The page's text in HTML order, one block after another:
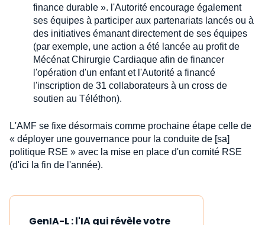
finance durable ». l'Autorité encourage également
ses équipes à participer aux partenariats lancés ou à
des initiatives émanant directement de ses équipes
(par exemple, une action a été lancée au profit de
Mécénat Chirurgie Cardiaque afin de financer
l'opération d'un enfant et l'Autorité a financé
l'inscription de 31 collaborateurs à un cross de
soutien au Téléthon).
L'AMF se fixe désormais comme prochaine étape celle de
« déployer une gouvernance pour la conduite de [sa]
politique RSE » avec la mise en place d'un comité RSE
(d'ici la fin de l'année).
GenIA-L : l'IA qui révèle votre